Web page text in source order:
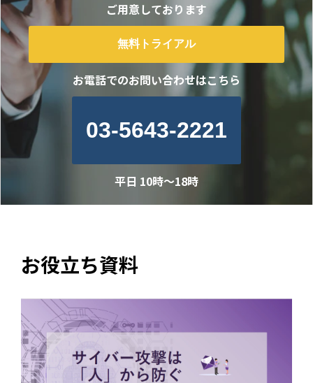
ご用意しております
無料トライアル
お電話でのお問い合わせはこちら
03-5643-2221
平日 10時～18時
お役立ち資料